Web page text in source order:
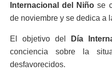
Internacional del Niño se
de noviembre y se dedica a
El objetivo del Día
conciencia sobre la
desfavorecidos.